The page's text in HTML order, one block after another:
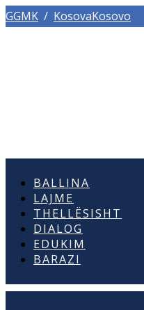
GGMK / KosovaKosovo
BALLINA
LAJME
THELLËSISHT
DIALOG
EDUKIM
BARAZI